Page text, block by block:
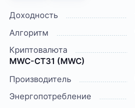
Доходность
Алгоритм
Криптовалюта
MWC-CT31 (MWC)
Производитель
Энергопотребление